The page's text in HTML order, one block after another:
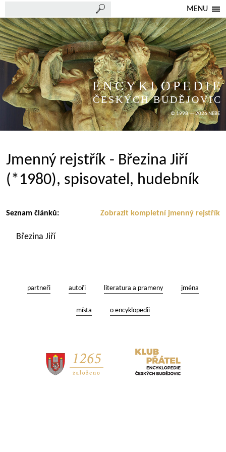
MENU
ENCYKLOPEDIE
ČESKÝCH BUDĚJOVIC
© 1998 — 2026 NEBE
Jmenný rejstřík - Březina Jiří
(*1980), spisovatel, hudebník
Zobrazit kompletní jmenný rejstřík
Seznam článků:
Březina Jiří
partneři autoři literatura a prameny jména
místa o encyklopedii